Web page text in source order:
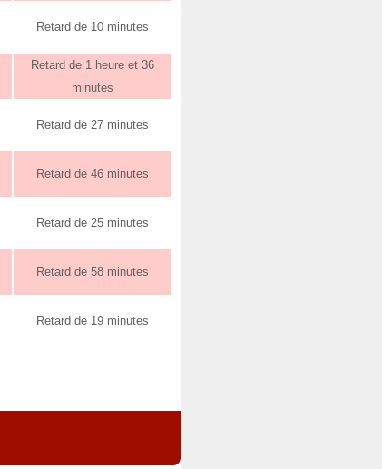
Retard de 10 minutes
Retard de 1 heure et 36
minutes
Retard de 27 minutes
Retard de 46 minutes
Retard de 25 minutes
Retard de 58 minutes
Retard de 19 minutes